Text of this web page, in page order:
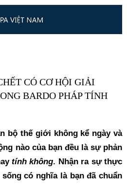
CÓ CƠ HỘI GIẢI
BARDO PHÁP TÍNH
bộ thế giới không kể ngày và
nào của bạn đều là sự phản
tính không. Nhận ra sự thực
có nghĩa là bạn đã chuẩn